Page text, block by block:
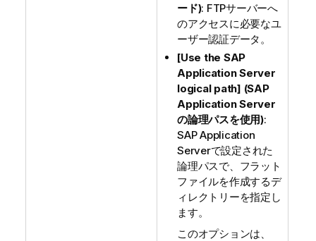
ード): FTPサーバーへ
のアクセスに必要なユ
ーザー認証データ。
[Use the SAP
Application Server
logical path] (SAP
Application Server
の論理パスを使用):
SAP Application
Serverで設定された
論理パスで、フラット
ファイルを作成するデ
ィレクトリーを指定し
ます。
このオプションは、